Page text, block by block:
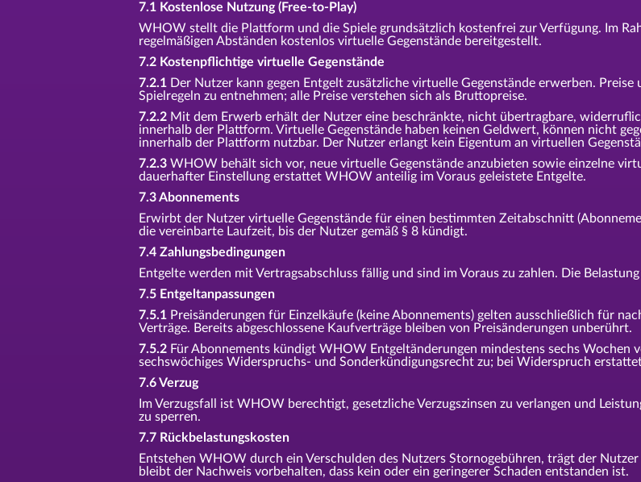
7.1 Kostenlose Nutzung (Free-to-Play)
WHOW stellt die Plattform und die Spiele grundsätzlich kostenfrei zur Verfügung. Im
regelmäßigen Abständen kostenlos virtuelle Gegenstände bereitgestellt.
7.2 Kostenpflichtige virtuelle Gegenstände
7.2.1 Der Nutzer kann gegen Entgelt zusätzliche virtuelle Gegenstände erwerben.
Spielregeln zu entnehmen; alle Preise verstehen sich als Bruttopreise.
7.2.2 Mit dem Erwerb erhält der Nutzer eine beschränkte, nicht übertragbare,
innerhalb der Plattform. Virtuelle Gegenstände haben keinen Geldwert, können nicht
innerhalb der Plattform nutzbar. Der Nutzer erlangt kein Eigentum an virtuellen
7.2.3 WHOW behält sich vor, neue virtuelle Gegenstände anzubieten sowie einzelne
dauerhafter Einstellung erstattet WHOW anteilig im Voraus geleistete Entgelte.
7.3 Abonnements
Erwirbt der Nutzer virtuelle Gegenstände für einen bestimmten Zeitabschnitt
die vereinbarte Laufzeit, bis der Nutzer gemäß § 8 kündigt.
7.4 Zahlungsbedingungen
Entgelte werden mit Vertragsabschluss fällig und sind im Voraus zu zahlen. Die
7.5 Entgeltanpassungen
7.5.1 Preisänderungen für Einzelkäufe (keine Abonnements) gelten ausschließlich für
Verträge. Bereits abgeschlossene Kaufverträge bleiben von Preisänderungen unberührt.
7.5.2 Für Abonnements kündigt WHOW Entgeltänderungen mindestens sechs
sechswöchiges Widerspruchs- und Sonderkündigungsrecht zu; bei Widerspruch
7.6 Verzug
Im Verzugsfall ist WHOW berechtigt, gesetzliche Verzugszinsen zu verlangen und
zu sperren.
7.7 Rückbelastungskosten
Entstehen WHOW durch ein Verschulden des Nutzers Stornogebühren, trägt der
bleibt der Nachweis vorbehalten, dass kein oder ein geringerer Schaden entstanden ist.